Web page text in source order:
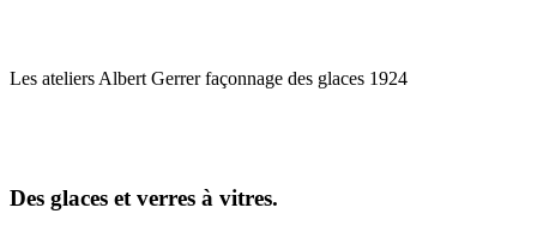
Les ateliers Albert Gerrer façonnage des glaces 1924
Des glaces et verres à vitres.